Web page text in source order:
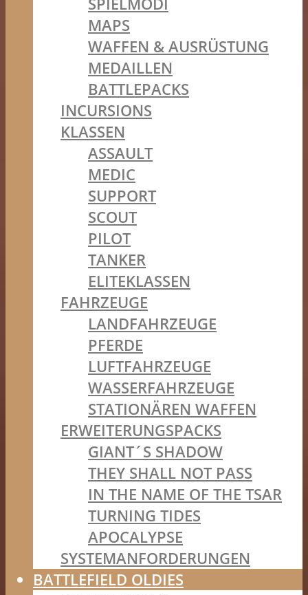
MAPS
WAFFEN & AUSRÜSTUNG
MEDAILLEN
BATTLEPACKS
INCURSIONS
KLASSEN
ASSAULT
MEDIC
SUPPORT
SCOUT
PILOT
TANKER
ELITEKLASSEN
FAHRZEUGE
LANDFAHRZEUGE
PFERDE
LUFTFAHRZEUGE
WASSERFAHRZEUGE
STATIONÄREN WAFFEN
ERWEITERUNGSPACKS
GIANT´S SHADOW
THEY SHALL NOT PASS
IN THE NAME OF THE TSAR
TURNING TIDES
APOCALYPSE
SYSTEMANFORDERUNGEN
BATTLEFIELD OLDIES